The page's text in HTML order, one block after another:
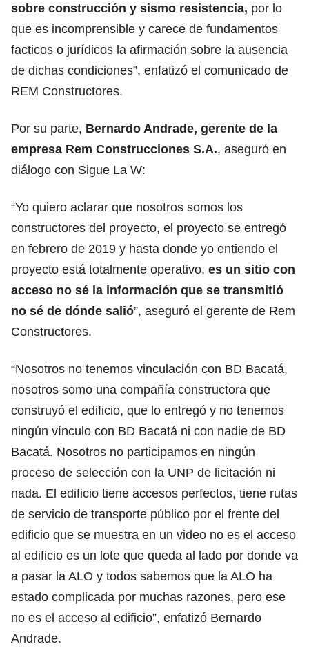
sobre construcción y sismo resistencia, por lo
que es incomprensible y carece de fundamentos
facticos o jurídicos la afirmación sobre la ausencia
de dichas condiciones”, enfatizó el comunicado de
REM Constructores.
Por su parte, Bernardo Andrade, gerente de la
empresa Rem Construcciones S.A., aseguró en
diálogo con Sigue La W:
“Yo quiero aclarar que nosotros somos los
constructores del proyecto, el proyecto se entregó
en febrero de 2019 y hasta donde yo entiendo el
proyecto está totalmente operativo, es un sitio con
acceso no sé la información que se transmitió
no sé de dónde salió”, aseguró el gerente de Rem
Constructores.
“Nosotros no tenemos vinculación con BD Bacatá,
nosotros somo una compañía constructora que
construyó el edificio, que lo entregó y no tenemos
ningún vínculo con BD Bacatá ni con nadie de BD
Bacatá. Nosotros no participamos en ningún
proceso de selección con la UNP de licitación ni
nada. El edificio tiene accesos perfectos, tiene rutas
de servicio de transporte público por el frente del
edificio que se muestra en un video no es el acceso
al edificio es un lote que queda al lado por donde va
a pasar la ALO y todos sabemos que la ALO ha
estado complicada por muchas razones, pero ese
no es el acceso al edificio”, enfatizó Bernardo
Andrade.